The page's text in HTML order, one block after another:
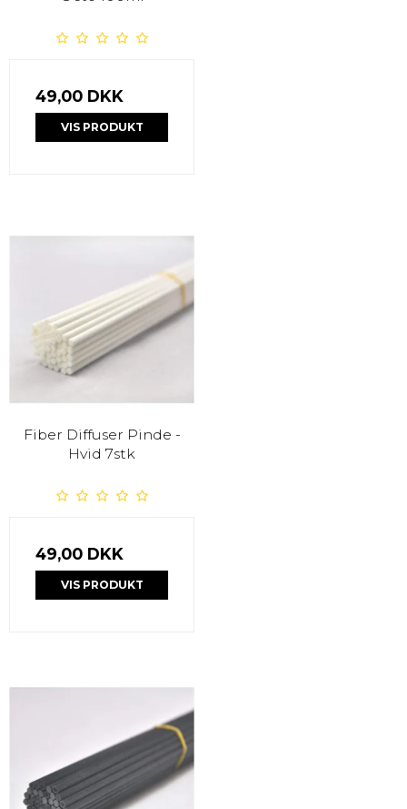
49,00 DKK
VIS PRODUKT
Fiber Diffuser Pinde -
Hvid 7stk
49,00 DKK
VIS PRODUKT